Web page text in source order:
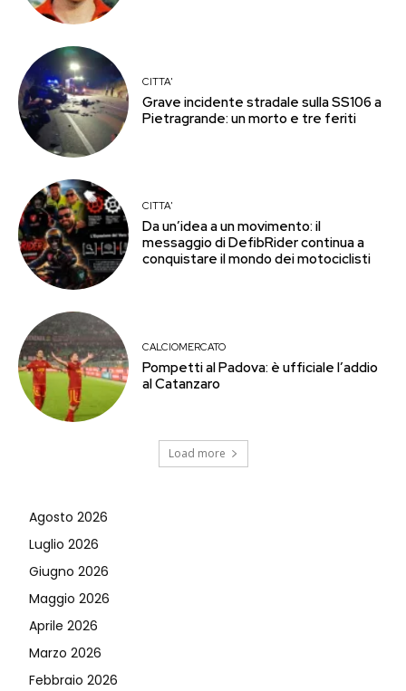
CITTA'
Grave incidente stradale sulla SS106 a
Pietragrande: un morto e tre feriti
CITTA'
Da un’idea a un movimento: il
messaggio di DefibRider continua a
conquistare il mondo dei motociclisti
CALCIOMERCATO
Pompetti al Padova: è ufficiale l’addio
al Catanzaro
Load more
Agosto 2026
Luglio 2026
Giugno 2026
Maggio 2026
Aprile 2026
Marzo 2026
Febbraio 2026